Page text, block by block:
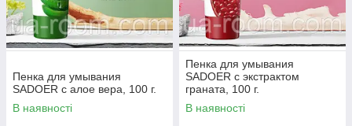
Пенка для умывания
SADOER с алое вера, 100 г.
В наявності
Пенка для умывания
SADOER с экстрактом
граната, 100 г.
В наявності